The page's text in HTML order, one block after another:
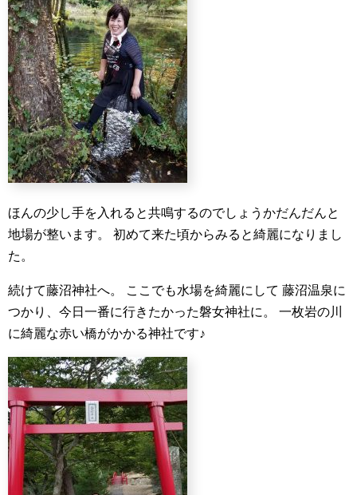
ほんの少し手を入れると共鳴するのでしょうかだんだんと
地場が整います。
初めて来た頃からみると綺麗になりまし
た。
続けて藤沼神社へ。 ここでも水場を綺麗にして 藤沼温泉に
つかり、今日一番に行きたかった磐女神社に。
一枚岩の川
に綺麗な赤い橋がかかる神社です♪